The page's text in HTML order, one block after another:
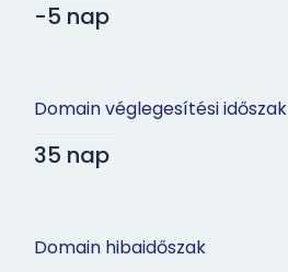
-5 nap
Domain véglegesítési időszak
35 nap
Domain hibaidőszak